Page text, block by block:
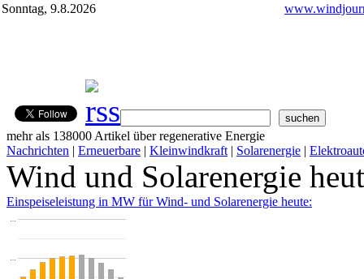
Sonntag, 9.8.2026
mehr als 138000 Artikel über regenerative Energie
Nachrichten | Erneuerbare | Kleinwindkraft | Solarenergie |
Wind und Solarenergie
Einspeiseleistung in MW für Wind- und Solarenergie heute:
…
…